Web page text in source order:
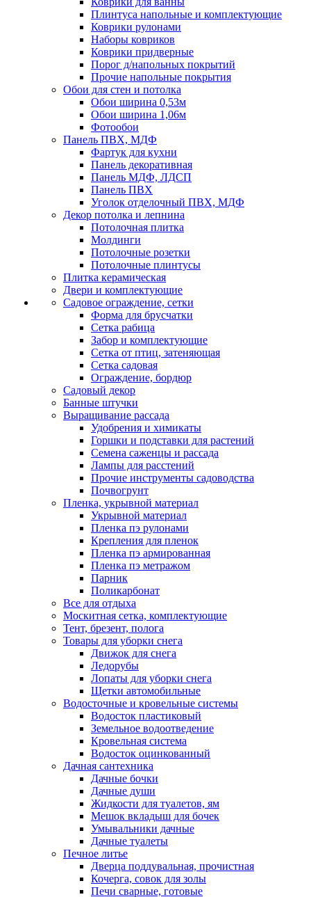
Плинтуса напольные и комплектующие
Коврики рулонами
Наборы ковриков
Коврики придверные
Порог д/напольных покрытий
Прочие напольные покрытия
Обои для стен и потолка
Обои ширина 0,53м
Обои ширина 1,06м
Фотообои
Панель ПВХ, МДФ
Фартук для кухни
Панель декоративная
Панель МДФ, ЛДСП
Панель ПВХ
Уголок отделочный ПВХ, МДФ
Декор потолка и лепнина
Потолочная плитка
Молдинги
Потолочные розетки
Потолочные плинтусы
Плитка керамическая
Двери и комплектующие
Садовое ограждение, сетки
Форма для брусчатки
Сетка рабица
Забор и комплектующие
Сетка от птиц, затеняющая
Сетка садовая
Ограждение, бордюр
Садовый декор
Банные штучки
Выращивание рассада
Удобрения и химикаты
Горшки и подставки для растений
Семена саженцы и рассада
Лампы для расстений
Прочие инструменты садоводства
Почвогрунт
Пленка, укрывной материал
Укрывной материал
Пленка пэ рулонами
Крепления для пленок
Пленка пэ армированная
Пленка пэ метражом
Парник
Поликарбонат
Все для отдыха
Москитная сетка, комплектующие
Тент, брезент, полога
Товары для уборки снега
Движок для снега
Ледорубы
Лопаты для уборки снега
Щетки автомобильные
Водосточные и кровельные системы
Водосток пластиковый
Земельное водоотведение
Кровельная система
Водосток оцинкованный
Дачная сантехника
Дачные бочки
Дачные души
Жидкости для туалетов, ям
Мешок вкладыш для бочек
Умывальники дачные
Дачные туалеты
Печное литье
Дверца поддувальная, прочистная
Кочерга, совок для золы
Печи сварные, готовые